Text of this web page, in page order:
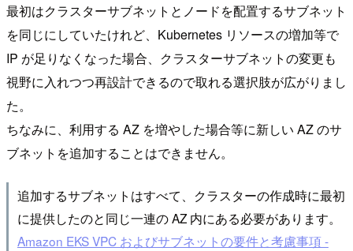
最初はクラスターサブネットとノードを配置するサブネット
を同じにしていたけれど、Kubernetes リソースの増加等で
IP が足りなくなった場合、クラスターサブネットの変更も
視野に入れつつ再設計できるので取れる選択肢が広がりまし
た。
ちなみに、利用する AZ を増やした場合等に新しい AZ のサ
ブネットを追加することはできません。
追加するサブネットはすべて、クラスターの作成時に最初
に提供したのと同じ一連の AZ 内にある必要があります。
Amazon EKS VPC およびサブネットの要件と考慮事項 -